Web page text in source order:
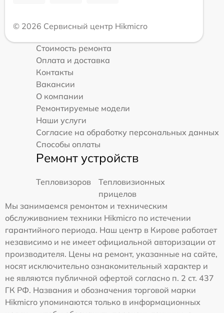
© 2026 Сервисный центр Hikmicro
Стоимость ремонта
Оплата и доставка
Контакты
Вакансии
О компании
Ремонтируемые модели
Наши услуги
Согласие на обработку персональных данных
Способы оплаты
Ремонт устройств
Тепловизоров
Тепловизионных
прицелов
Мы занимаемся ремонтом и техническим
обслуживанием техники Hikmicro по истечении
гарантийного периода. Наш центр в Кирове работает
независимо и не имеет официальной авторизации от
производителя. Цены на ремонт, указанные на сайте,
носят исключительно ознакомительный характер и
не являются публичной офертой согласно п. 2 ст. 437
ГК РФ. Названия и обозначения торговой марки
Hikmicro упоминаются только в информационных